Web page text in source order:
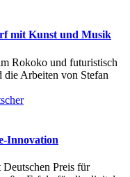
mit Kunst und Musik
Rokoko und futuristisch
die Arbeiten von Stefan
Innovation
Deutschen Preis für